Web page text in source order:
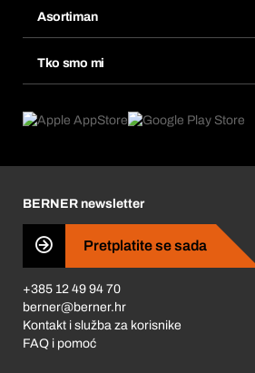
Popisi želja
Ponovno naručivanje
Pretplate
Tražitelji proizvoda
Asortiman
Tko smo mi
Što nas pokreće
Business Conduct
BERNER newsletter
Pretplatite se sada
+385 12 49 94 70
berner@berner.hr
Kontakt i služba za korisnike
FAQ i pomoć